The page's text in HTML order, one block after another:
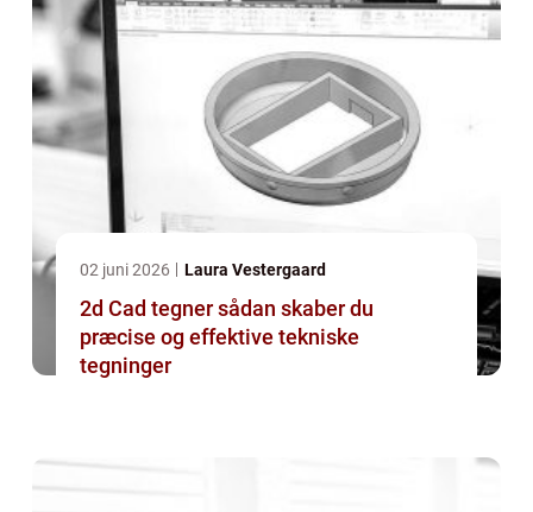
02 juni 2026 Laura Vestergaard
2d Cad tegner sådan skaber du
præcise og effektive tekniske
tegninger